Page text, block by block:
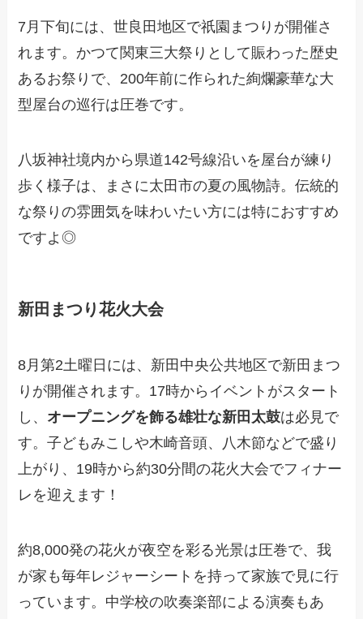
7月下旬には、世良田地区で祇園まつりが開催さ
れます。かつて関東三大祭りとして賑わった歴史
あるお祭りで、200年前に作られた絢爛豪華な大
型屋台の巡行は圧巻です。
八坂神社境内から県道142号線沿いを屋台が練り
歩く様子は、まさに太田市の夏の風物詩。伝統的
な祭りの雰囲気を味わいたい方には特におすすめ
ですよ◎
新田まつり花火大会
8月第2土曜日には、新田中央公共地区で新田まつ
りが開催されます。17時からイベントがスタート
し、 オープニングを飾る雄壮な新田太鼓は必見で
す。子どもみこしや木崎音頭、八木節などで盛り
上がり、19時から約30分間の花火大会でフィナー
レを迎えます！
約8,000発の花火が夜空を彩る光景は圧巻で、我
が家も毎年レジャーシートを持って家族で見に行
っています。中学校の吹奏楽部による演奏もあ